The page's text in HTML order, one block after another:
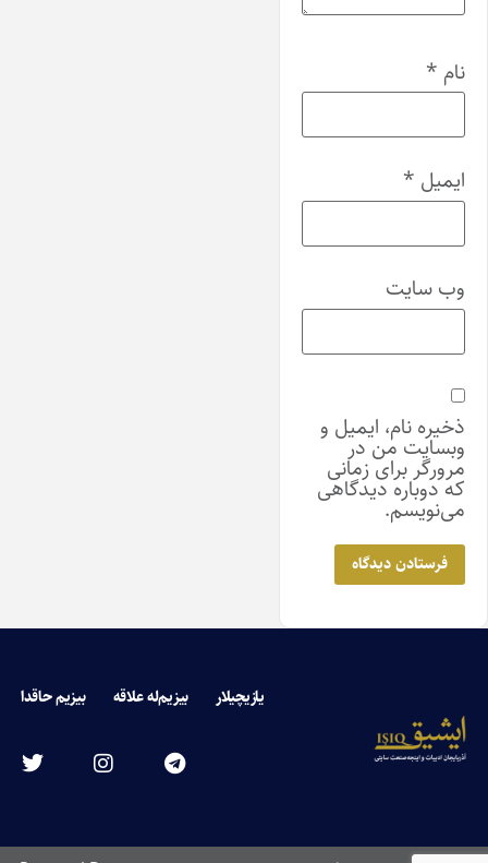
نام *
ایمیل *
وب‌ سایت
ذخیره نام، ایمیل و
وبسایت من در
مرورگر برای زمانی
که دوباره دیدگاهی
می‌نویسم.
یازیچیلار بیزیم‌له علاقه بیزیم حاقدا